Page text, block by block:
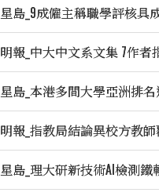
星島_9成僱主稱職學評核具
明報_中大中文系文集 7作者
星島_本港多間大學亞洲排
明報_指教局結論異校方教
星島_理大研新技術AI檢測鐵